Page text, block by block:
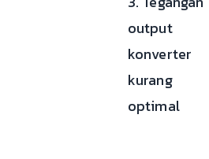
output
konverter
kurang
optimal